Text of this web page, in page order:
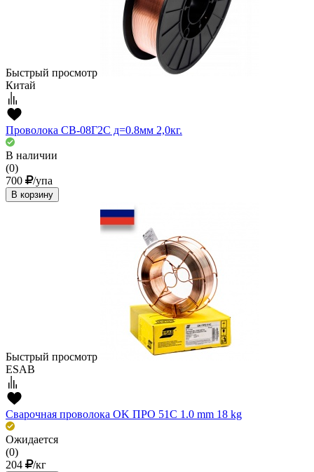
Быстрый просмотр
Китай
Проволока СВ-08Г2С д=0.8мм 2,0кг.
В наличии
(0)
700
/упа
В корзину
Быстрый просмотр
ESAB
Сварочная проволока OK ПРО 51С 1.0 mm 18 kg
Ожидается
(0)
204
/кг